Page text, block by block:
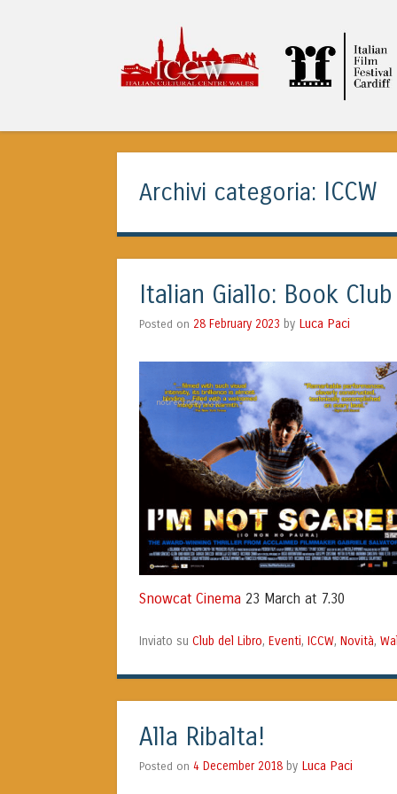
ITALIAN
Archivi categoria: ICCW
Italian Giallo: Book Club
Posted on 28 February 2023 by Luca Paci
Snowcat Cinema 23 March at 7.30
Inviato su Club del Libro, Eventi, ICCW, Novità,
Alla Ribalta!
Posted on 4 December 2018 by Luca Paci